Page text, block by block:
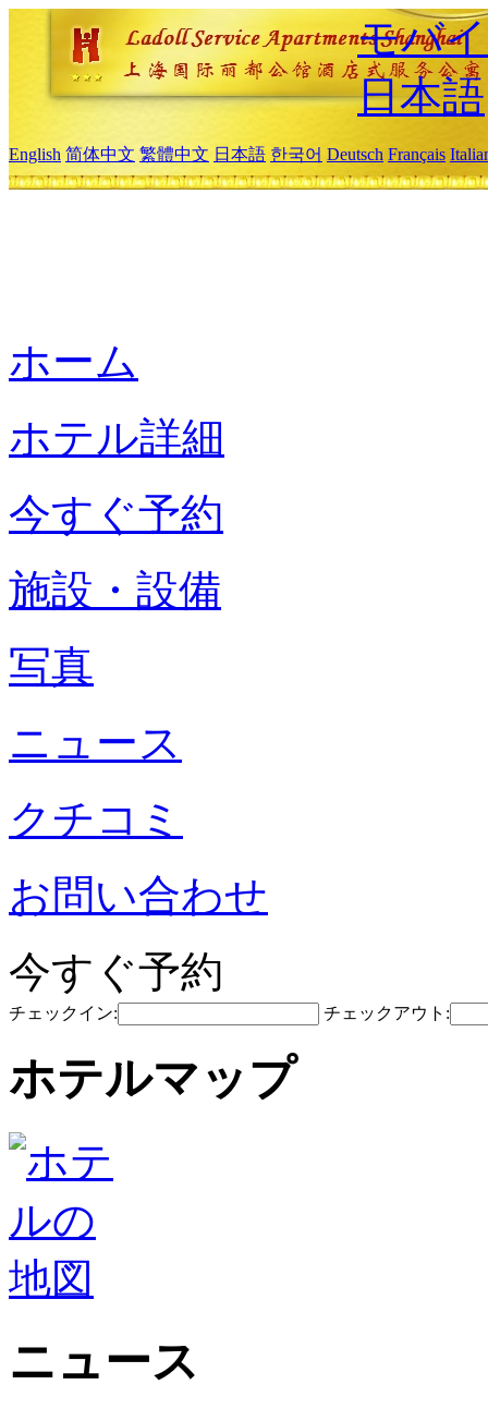
モバ
日本語
English 简体中文 繁體中文 日本語 한국어 Deutsch Français
ホーム
ホテル詳細
今すぐ予約
施設・設備
写真
ニュース
クチコミ
お問い合わせ
今すぐ予約
チェックイン: チェックアウト:
ホテルマップ
ニュース